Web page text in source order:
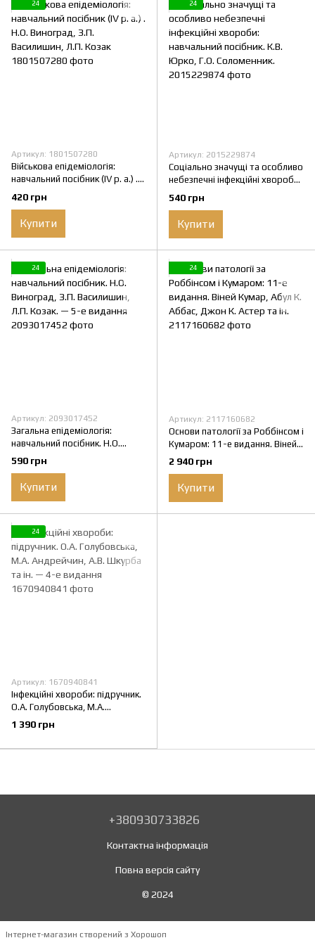
24
Артикул: 1801507280
Військова епідеміологія:
навчальний посібник (ІV р. а.) .
Н.О. Виноград, З.П. Василишин,
Л.П. Козак
420 грн
Купити
24
Артикул: 2015229874
Соціально значущі та особливо
небезпечні інфекційні хвороби:
навчальний посібник. К.В.
Юрко, Г.О. Соломенник.
540 грн
Купити
24
Артикул: 2093017452
Загальна епідеміологія:
навчальний посібник. Н.О.
Виноград, З.П. Василишин, Л.П.
Козак. — 5-е видання
590 грн
Купити
24
Артикул: 2117160682
Основи патології за Роббінсом і
Кумаром: 11-е видання. Віней
Кумар, Абул К. Аббас, Джон К.
Астер та ін.
2 940 грн
Купити
24
Артикул: 1670940841
Інфекційні хвороби: підручник.
О.А. Голубовська, М.А.
Андрейчин, А.В. Шкурба та ін.
— 4-е видання
1 390 грн
+380930733826
Контактна інформація
Повна версія сайту
© 2024
Інтернет-магазин створений з Хорошоп